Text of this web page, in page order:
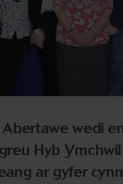
Abertawe wedi
Hyb
ar gyfer